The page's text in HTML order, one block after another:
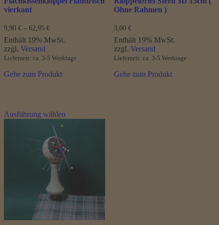
vierkant
9,90 € – 62,95 €Preisspanne:
9,90 €
bis
Enthält 19% MwSt.
zzgl. Versand
Lieferzeit: ca. 3-5 Werktage
Gehe zum Produkt
Ohne Rahmen )
3,00 €
Enthält 19% MwSt.
zzgl. Versand
Lieferzeit: ca. 3-5 Werktage
Gehe zum Produkt
Ausführung wählenProdukt
auf.
Die
Optionen
der
Produktseite
gewählt
werden